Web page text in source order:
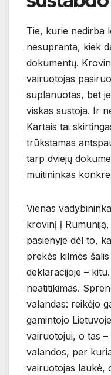
Tie, kurie nedirba
nesupranta, kiek
dokumentų.
vairuotojas
suplanuotas, bet
viskas sustoja. Ir
Kartais tai
trūkstamas
tarp dviejų
muitininkas
Vienas
krovinį į
pasienyje dėl to,
prekės kilmės
deklaracijoje –
neatitikimas.
valandas: reikėjo
gamintojo
vairuotojui, o tas –
valandos, per
vairuotojas laukė,